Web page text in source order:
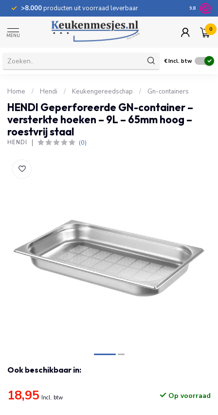
>8.000producten uit voorraad leverbaar 100
9.8
MENU
0
€Incl. btw
Home / Hendi / Keukengereedschap / Gn-containers
HENDI Geperforeerde GN-container –
versterkte hoeken – 9L – 65mm hoog –
roestvrij staal
HENDI (0)
Ook beschikbaar in:
18,95 Incl. btw Op voorraad